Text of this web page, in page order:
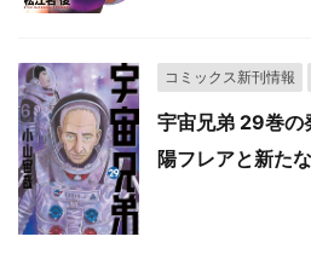
コミックス新刊情報
宇宙兄弟 29巻の
陽フレアと新た